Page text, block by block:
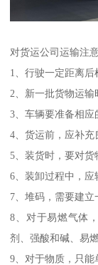
对货运公司运输注
1、行驶一定距离后
2、新一批货物运输
3、车辆要准备相应
4、货运前，应补充
5、装货时，要对货
6、装卸过程中，应
7、堆码，需要建立
8、对于易燃气体
剂、强酸和碱、易
9、对于物质，只能